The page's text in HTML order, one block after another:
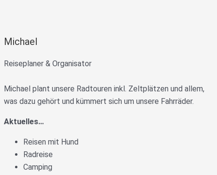
Michael
Reiseplaner & Organisator
Michael plant unsere Radtouren inkl. Zeltplätzen und allem,
was dazu gehört und kümmert sich um unsere Fahrräder.
Aktuelles…
Reisen mit Hund
Radreise
Camping